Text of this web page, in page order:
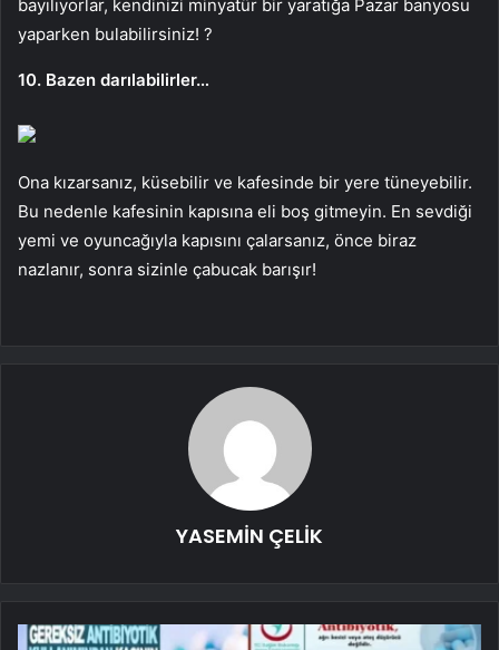
bayılıyorlar, kendinizi minyatür bir yaratığa Pazar banyosu
yaparken bulabilirsiniz! ?
10. Bazen darılabilirler…
Ona kızarsanız, küsebilir ve kafesinde bir yere tüneyebilir.
Bu nedenle kafesinin kapısına eli boş gitmeyin. En sevdiği
yemi ve oyuncağıyla kapısını çalarsanız, önce biraz
nazlanır, sonra sizinle çabucak barışır!
YASEMİN ÇELİK